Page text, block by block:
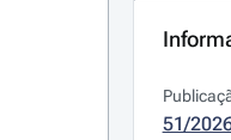
51/